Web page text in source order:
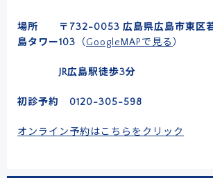
場所 〒732-0053 広島県広島市東区若
島タワー103 （GoogleMAPで見る）
JR広島駅徒歩3分
初診予約 0120-305-598
オンライン予約はこちらをクリック